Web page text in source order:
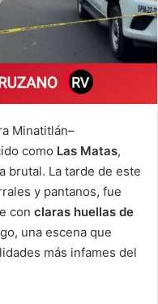
Minatitlán–
como Las Matas,
brutal. La tarde de este
y pantanos, fue
con claras huellas de
una escena que
más infames del